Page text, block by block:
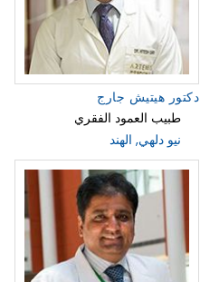
دكتور هيتيش جارج
طبيب العمود الفقري
نيو دلهي, الهند